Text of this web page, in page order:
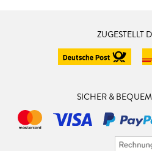
ZUGESTELLT
SICHER &